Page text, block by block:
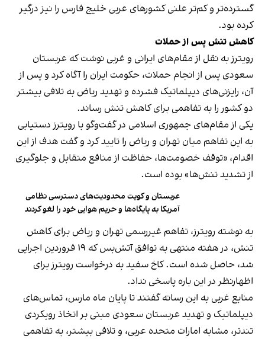
گسترده‌تر و کم‌تر علنی کشورهای عربی خلیج فارس را نیز درگیر
کرده بود.
کاهش تنش پس از حملات
رویترز به نقل از مقام‌های ایرانی و غربی نوشت که عربستان
سعودی پس از انجام حملات، حکومت ایران را آگاه کرد و پس از
آن، رایزنی‌های دیپلماتیک فشرده و تهدید ریاض به تلافی بیشتر
دو کشور را به تفاهمی برای کاهش تنش رساند.
یکی از مقام‌های جمهوری اسلامی در گفت‌وگو با رویترز دستیابی
به این تفاهم میان تهران و ریاض را تایید کرد و گفت هدف از این
اقدام، «توقف خصومت‌ها، حفاظت از منافع متقابل و جلوگیری
از تشدید تنش‌ها» بوده است.
عربستان و کویت محدودیت‌های دسترسی نظامی
آمریکا به پایگاه‌ها و حریم هوایی خود را لغو کردند
به نوشته رویترز، تفاهم غیررسمی تهران و ریاض برای کاهش
تنش، در هفته منتهی به توافق آتش‌بس که ۱۹ فروردین اجرایی
شد، حاصل شده است. کاخ سفید به درخواست رویترز برای
اظهارنظر در این باره پاسخی نداد.
منابع غربی به این رسانه گفتند تا پایان ماه مارس، تماس‌های
دیپلماتیک و تهدید عربستان سعودی مبنی بر اتخاذ رویکردی
تندتر، مشابه امارات متحده عربی، و تلافی بیشتر، به تفاهمی